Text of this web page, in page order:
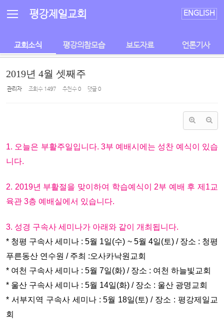
평강제일교회 ENGLISH
교회소식 평강의참모습 보도자료 언론기사
2019년 4월 셋째주
관리자 조회 수 1497 추천 수0 댓글0
1. 오늘은 부활주일입니다. 3부 예배시에는 성찬 예식이 있습
니다.
2. 2019년 부활절을 맞이하여 학습예식이 2부 예배 후 제1교
육관 3층 예배실에서 있습니다.
3. 성경 구속사 세미나가 아래와 같이 개최됩니다.
* 청평 구속사 세미나 : 5월 1일(수) ~ 5월 4일(토) / 장소 : 청평
푸른동산 연수원 / 주최 :오사카낙원교회
* 여천 구속사 세미나 : 5월 7일(화) / 장소 : 여천 하늘빛교회
* 울산 구속사 세미나 : 5월 14일(화) / 장소 : 울산 광명교회
* 서부지역 구속사 세미나 : 5월 18일(토) / 장소 : 평강제일교
회